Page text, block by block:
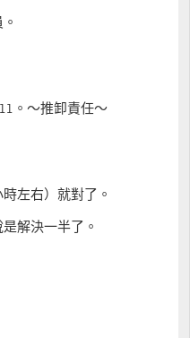
～推卸責任～
左右）就對了。
解決一半了。